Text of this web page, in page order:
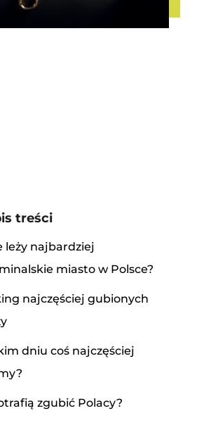
treści
leży najbardziej
miasto w Polsce?
najczęściej gubionych
dniu coś najczęściej
zgubić Polacy?